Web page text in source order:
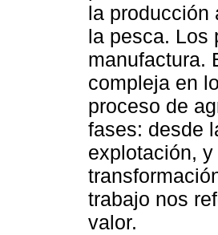
la producción
la pesca. Los
manufactura.
compleja en
proceso de
fases: desde
explotación,
trabajo nos
valor.